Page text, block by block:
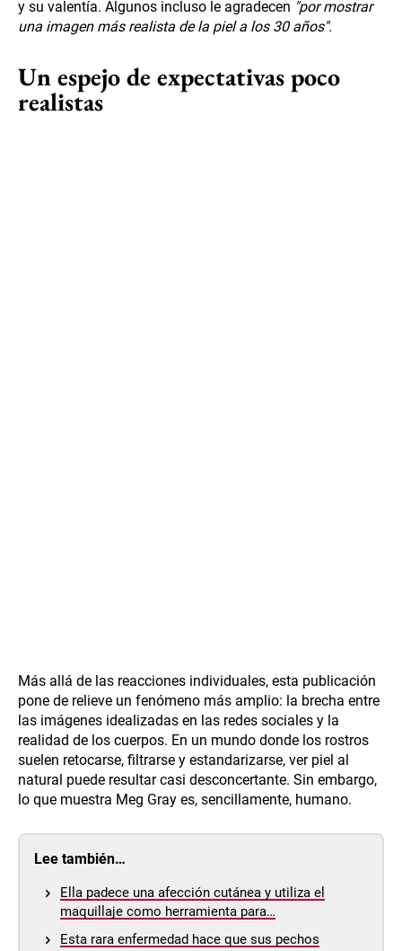
y su valentía. Algunos incluso le agradecen "por mostrar
una imagen más realista de la piel a los 30 años".
Un espejo de expectativas poco
realistas
Más allá de las reacciones individuales, esta publicación
pone de relieve un fenómeno más amplio: la brecha entre
las imágenes idealizadas en las redes sociales y la
realidad de los cuerpos. En un mundo donde los rostros
suelen retocarse, filtrarse y estandarizarse, ver piel al
natural puede resultar casi desconcertante. Sin embargo,
lo que muestra Meg Gray es, sencillamente, humano.
Lee también…
Ella padece una afección cutánea y utiliza el
maquillaje como herramienta para…
Esta rara enfermedad hace que sus pechos